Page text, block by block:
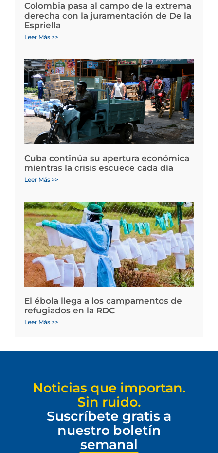
Colombia pasa al campo de la extrema
derecha con la juramentación de De la
Espriella
Leer Más >>
Cuba continúa su apertura económica
mientras la crisis escuece cada día
Leer Más >>
El ébola llega a los campamentos de
refugiados en la RDC
Leer Más >>
Noticias que importan.
Sin ruido.
Suscríbete gratis a
nuestro boletín
semanal